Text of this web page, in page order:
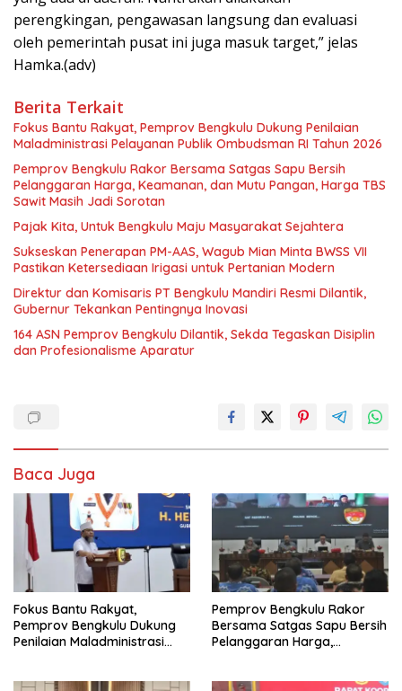
perengkingan, pengawasan langsung dan evaluasi
oleh pemerintah pusat ini juga masuk target,” jelas
Hamka.(adv)
Berita Terkait
Fokus Bantu Rakyat, Pemprov Bengkulu Dukung Penilaian
Maladministrasi Pelayanan Publik Ombudsman RI Tahun 2026
Pemprov Bengkulu Rakor Bersama Satgas Sapu Bersih
Pelanggaran Harga, Keamanan, dan Mutu Pangan, Harga TBS
Sawit Masih Jadi Sorotan
Pajak Kita, Untuk Bengkulu Maju Masyarakat Sejahtera
Sukseskan Penerapan PM-AAS, Wagub Mian Minta BWSS VII
Pastikan Ketersediaan Irigasi untuk Pertanian Modern
Direktur dan Komisaris PT Bengkulu Mandiri Resmi Dilantik,
Gubernur Tekankan Pentingnya Inovasi
164 ASN Pemprov Bengkulu Dilantik, Sekda Tegaskan Disiplin
dan Profesionalisme Aparatur
Baca Juga
Fokus Bantu Rakyat,
Pemprov Bengkulu Dukung
Penilaian Maladministrasi
Pemprov Bengkulu Rakor
Bersama Satgas Sapu Bersih
Pelanggaran Harga,